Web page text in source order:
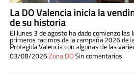
La DO Valencia inicia la
de su historia
El lunes 3 de agosto ha dado comienzo las
primeros racimos de la campaña 2026 de
Protegida Valencia con algunas de las
03/08/2026Zona DOSin comentarios